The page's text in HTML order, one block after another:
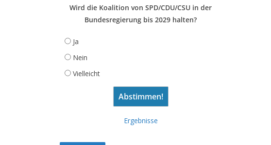
Wird die Koalition von SPD/CDU/CSU in der
Bundesregierung bis 2029 halten?
Ja
Nein
Vielleicht
Ergebnisse